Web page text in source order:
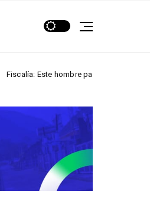
participó en más de 60 homicidios